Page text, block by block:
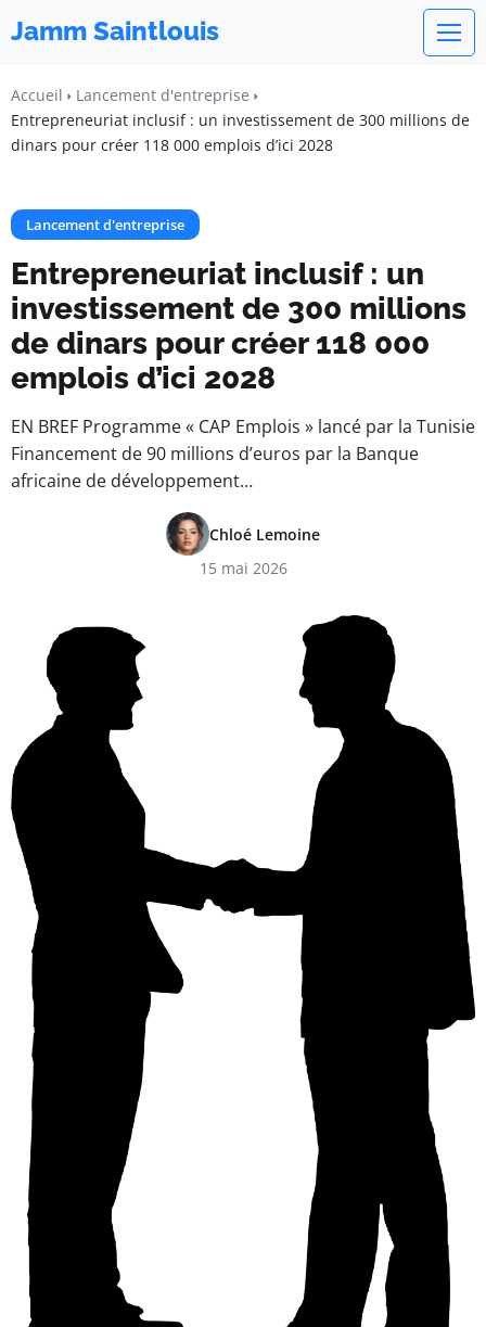
Jamm Saintlouis
Accueil
Lancement d'entreprise
Entrepreneuriat inclusif : un investissement de 300 millions de
dinars pour créer 118 000 emplois d’ici 2028
Lancement d'entreprise
Entrepreneuriat inclusif : un
investissement de 300 millions
de dinars pour créer 118 000
emplois d’ici 2028
EN BREF Programme « CAP Emplois » lancé par la Tunisie
Financement de 90 millions d’euros par la Banque
africaine de développement…
Chloé Lemoine
15 mai 2026